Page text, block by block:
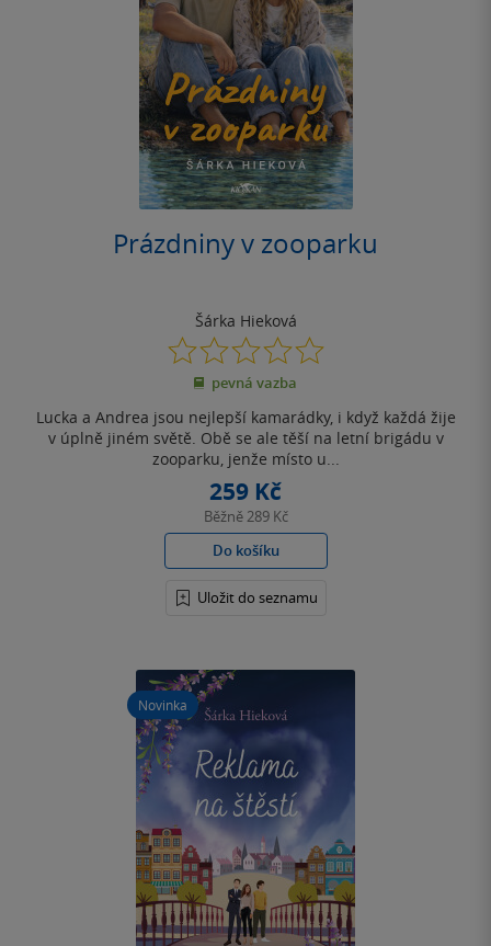
Prázdniny v zooparku
Šárka Hieková
0.0
z
5
pevná vazba
Lucka a Andrea jsou nejlepší kamarádky, i když každá žije
v úplně jiném světě. Obě se ale těší na letní brigádu v
zooparku, jenže místo u...
259 Kč
Běžně289 Kč
Do košíku
Uložit do seznamu
Novinka